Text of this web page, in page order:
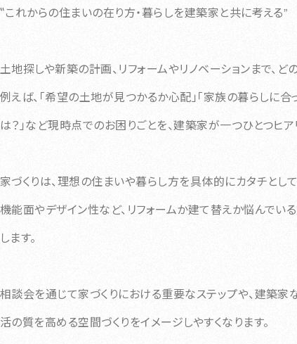
‟これからの住まいの在り方・暮らしを建築家と共に考える”
土地探しや新築の計画、リフォームやリノベーションまで、
例えば、「希望の土地が見つかるか心配」「家族の暮らしに
は？」など現時点でのお困りごとを、建築家が一つひとつヒア
家づくりは、理想の住まいや暮らし方を具体的にカタチと
機能面やデザイン性など、リフォームか建て替えか悩んで
します。
相談会を通じて家づくりにおける重要なステップや、建築家
活の質を高める空間づくりをイメージしやすくなります。